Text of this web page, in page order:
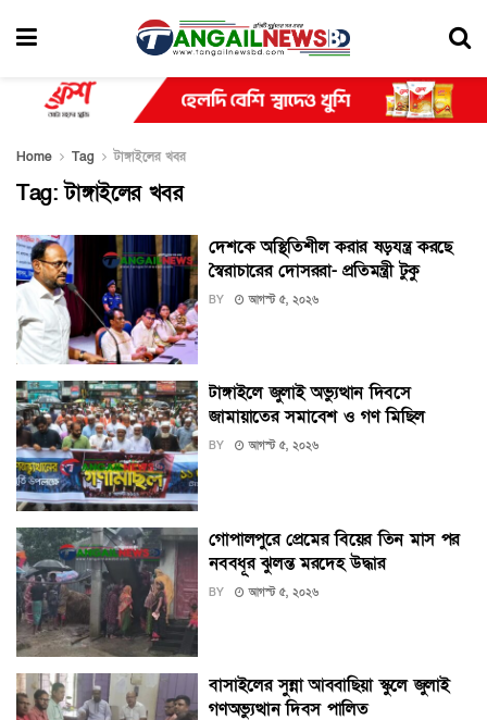
Home Tag টাঙ্গাইলের খবর
Tag:টাঙ্গাইলের খবর
দেশকে অস্থিতিশীল করার ষড়যন্ত্র করছে
স্বৈরাচারের দোসররা- প্রতিমন্ত্রী টুকু
BY আগস্ট ৫, ২০২৬
টাঙ্গাইলে জুলাই অভ্যুত্থান দিবসে
জামায়াতের সমাবেশ ও গণ মিছিল
BY আগস্ট ৫, ২০২৬
গোপালপুরে প্রেমের বিয়ের তিন মাস পর
নববধূর ঝুলন্ত মরদেহ উদ্ধার
BY আগস্ট ৫, ২০২৬
বাসাইলের সুন্না আব্বাছিয়া স্কুলে জুলাই
গণঅভ্যুত্থান দিবস পালিত